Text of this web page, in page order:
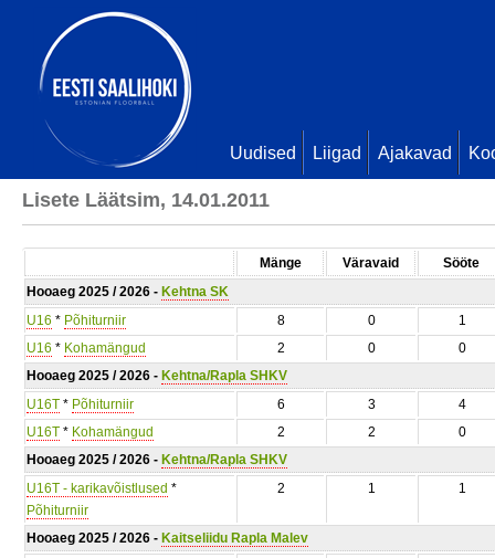
Uudised Liigad Ajakavad
Lisete Läätsim, 14.01.2011
Mänge Väravaid
Sööte
Hooaeg 2025 / 2026 - Kehtna SK
U16 * Põhiturniir 8 0
1
U16 * Kohamängud 2 0
0
Hooaeg 2025 / 2026 - Kehtna/Rapla SHKV
U16T * Põhiturniir 6 3
4
U16T * Kohamängud 2 2
0
Hooaeg 2025 / 2026 - Kehtna/Rapla SHKV
U16T - karikavõistlused *
Põhiturniir
2 1 1
Hooaeg 2025 / 2026 - Kaitseliidu Rapla Malev